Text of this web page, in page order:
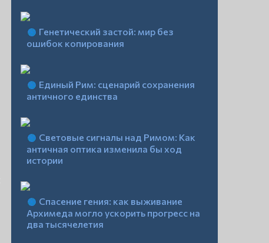
Генетический застой: мир без
ошибок копирования
Единый Рим: сценарий сохранения
античного единства
Световые сигналы над Римом: Как
античная оптика изменила бы ход
истории
Спасение гения: как выживание
Архимеда могло ускорить прогресс на
два тысячелетия